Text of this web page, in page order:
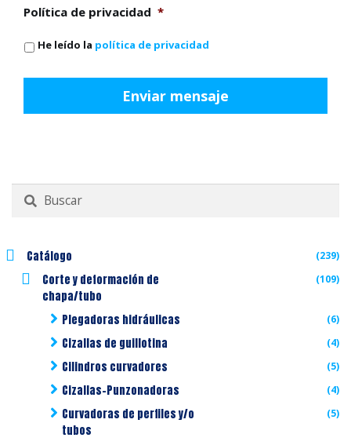
Política de privacidad *
He leído la política de privacidad
Buscar
por:
Catálogo (239)
Corte y deformación de
chapa/tubo
(109)
Plegadoras hidráulicas (6)
Cizallas de guillotina (4)
Cilindros curvadores (5)
Cizallas-Punzonadoras (4)
Curvadoras de perfiles y/o
tubos
(5)